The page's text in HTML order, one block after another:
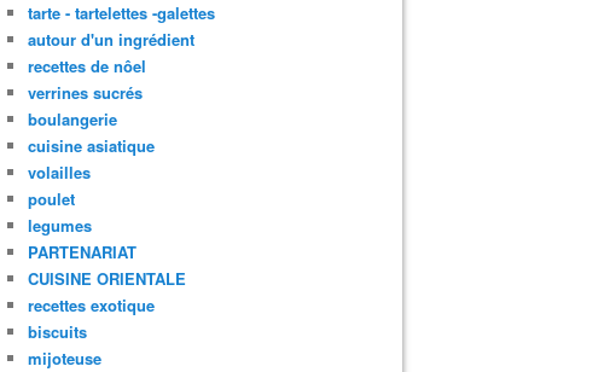
tarte - tartelettes -galettes
autour d'un ingrédient
recettes de nôel
verrines sucrés
boulangerie
cuisine asiatique
volailles
poulet
legumes
PARTENARIAT
CUISINE ORIENTALE
recettes exotique
biscuits
mijoteuse